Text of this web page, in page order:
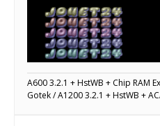
A600 3.2.1 + HstWB + Chip RAM
Gotek / A1200 3.2.1 + HstWB +